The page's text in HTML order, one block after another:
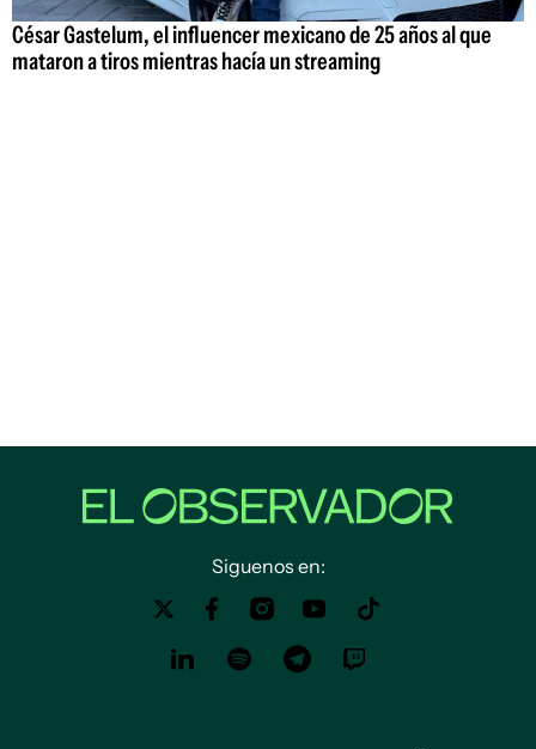
César Gastelum, el influencer mexicano de 25 años al que
mataron a tiros mientras hacía un streaming
Siguenos en: